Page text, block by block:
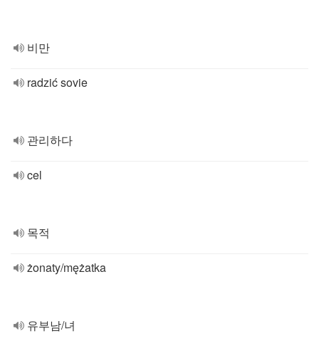
비만
radzić sovie
관리하다
cel
목적
żonaty/mężatka
유부남/녀